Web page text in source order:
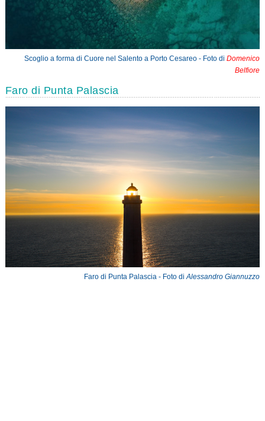
Scoglio a forma di Cuore nel Salento a Porto Cesareo - Foto diDomenico
Belfiore
Faro di Punta Palascia
Faro di Punta Palascia - Foto diAlessandro Giannuzzo